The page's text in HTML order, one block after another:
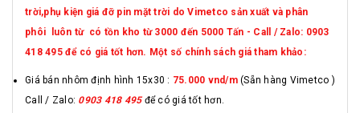
trời,phụ kiện giá đỡ pin mặt trời do Vimetco sản xuất và phân
phôi luôn từ có tồn kho từ 3000 đến 5000 Tấn - Call / Zalo: 0903
418 495 để có giá tốt hơn. Một số chính sách giá tham khảo:
Giá bán nhôm định hình 15x30 : 75.000 vnd/m (Sẵn hàng Vimetco )
Call / Zalo: 0903 418 495để có giá tốt hơn.